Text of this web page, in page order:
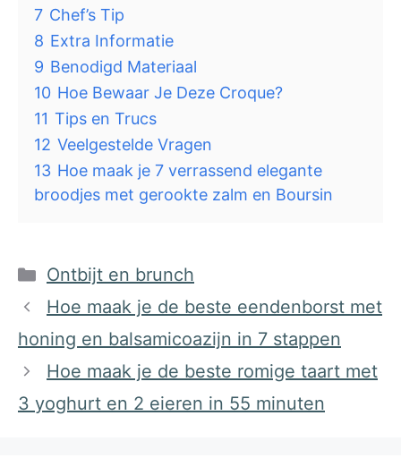
7 Chef’s Tip
8 Extra Informatie
9 Benodigd Materiaal
10 Hoe Bewaar Je Deze Croque?
11 Tips en Trucs
12 Veelgestelde Vragen
13 Hoe maak je 7 verrassend elegante
broodjes met gerookte zalm en Boursin
Categorieën
Ontbijt en brunch
Hoe maak je de beste eendenborst met
honing en balsamicoazijn in 7 stappen
Hoe maak je de beste romige taart met
3 yoghurt en 2 eieren in 55 minuten